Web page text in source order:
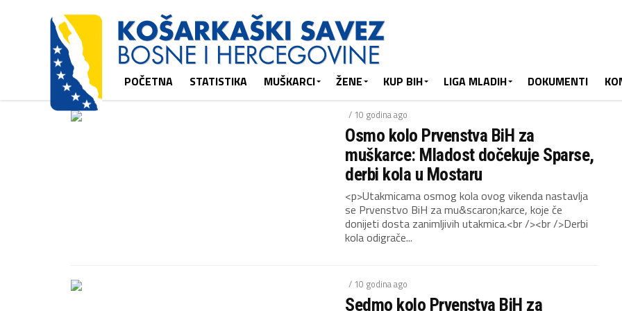
POČETNA STATISTIKA MUŠKARCI ŽENE KUP BIH LIGA MLADIH DOKUMENTI
/ 10 godina ago
Osmo kolo Prvenstva BiH za
muškarce: Mladost dočekuje Sparse,
derbi kola u Mostaru
<p>Utakmicama osmog kola ovog vikenda nastavlja
se Prvenstvo BiH za mu&scaron;karce, koje če
donijeti dosta zanimljivih utakmica.<br /><br />Derbi
kola odigrače...
/ 10 godina ago
Sedmo kolo Prvenstva BiH za